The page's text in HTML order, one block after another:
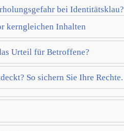
bei Identitätsklau?
kerngleichen Inhalten
Urteil für Betroffene?
So sichern Sie Ihre Rechte.